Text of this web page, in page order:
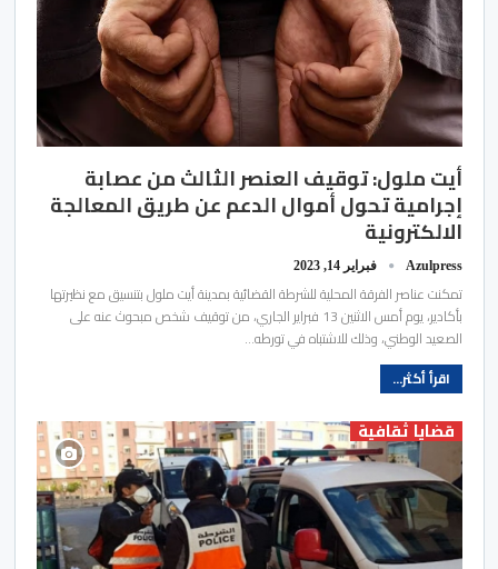
أيت ملول: توقيف العنصر الثالث من عصابة
إجرامية تحول أموال الدعم عن طريق المعالجة
الالكترونية
Azulpress فبراير 14, 2023
تمكنت عناصر الفرقة المحلية للشرطة القضائية بمدينة أيت ملول بتنسيق مع نظيرتها
بأكادير، يوم أمس الاثنين 13 فبراير الجاري، من توقيف شخص مبحوث عنه على
الصعيد الوطني، وذلك للاشتباه في تورطه…
اقرأ أكثر...
قضايا ثقافية